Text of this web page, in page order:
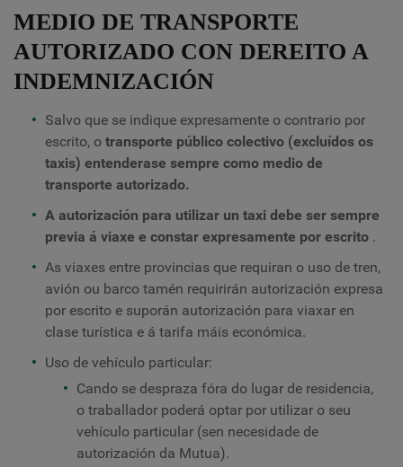
MEDIO DE TRANSPORTE
AUTORIZADO CON DEREITO A
INDEMNIZACIÓN
Salvo que se indique expresamente o contrario por
escrito, o transporte público colectivo (excluídos os
taxis) entenderase sempre como medio de
transporte autorizado.
A autorización para utilizar un taxi debe ser sempre
previa á viaxe e constar expresamente por escrito .
As viaxes entre provincias que requiran o uso de tren,
avión ou barco tamén requirirán autorización expresa
por escrito e suporán autorización para viaxar en
clase turística e á tarifa máis económica.
Uso de vehículo particular:
Cando se despraza fóra do lugar de residencia,
o traballador poderá optar por utilizar o seu
vehículo particular (sen necesidade de
autorización da Mutua).